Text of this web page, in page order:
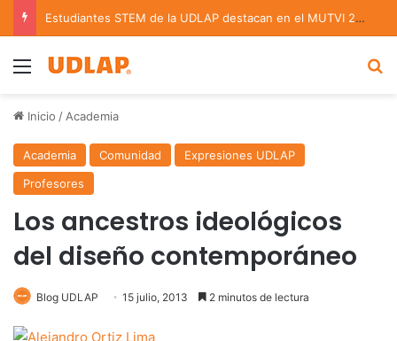
Estudiantes STEM de la UDLAP destacan en el MUTVI 2026
Menu
Inicio / Academia
Academia Comunidad
Expresiones UDLAP
Profesores
Los ancestros ideológicos
del diseño contemporáneo
Blog UDLAP 15 julio, 2013 2 minutos de lectura